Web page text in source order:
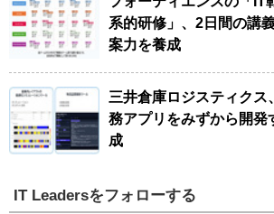
系的研修」、2日間の講
案力を養成
三井倉庫ロジスティクス
務アプリをみずから開発
成
IT Leadersをフォローする